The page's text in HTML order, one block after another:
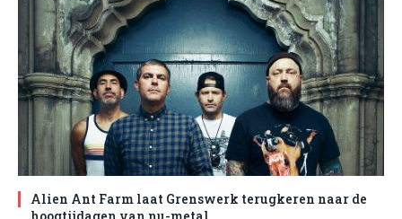
Alien Ant Farm laat Grenswerk terugkeren naar de